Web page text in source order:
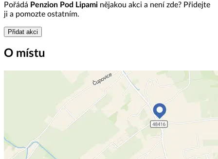
Pořádá Penzion Pod Lipami nějakou akci a není zde? Přidejte
ji a pomozte ostatním.
Přidat akci
O místu